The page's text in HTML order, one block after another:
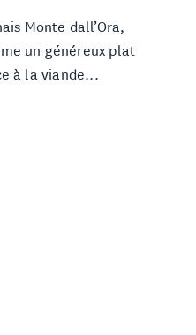
Monte dall’Ora,
un généreux plat
à la viande...